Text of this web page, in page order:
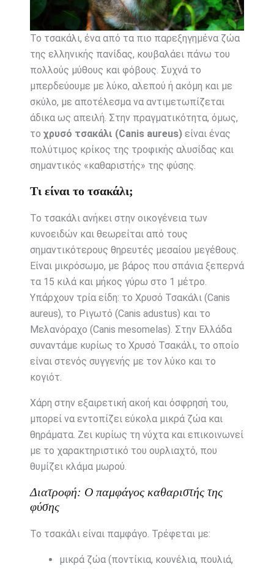
Το τσακάλι, ένα από τα πιο παρεξηγημένα ζώα
της ελληνικής πανίδας, κουβαλάει πάνω του
πολλούς μύθους και φόβους. Συχνά το
μπερδεύουμε με λύκο, αλεπού ή ακόμη και με
σκύλο, με αποτέλεσμα να αντιμετωπίζεται
άδικα ως απειλή. Στην πραγματικότητα, όμως,
το χρυσό τσακάλι (Canis aureus)είναι ένας
πολύτιμος κρίκος της τροφικής αλυσίδας και
σημαντικός «καθαριστής» της φύσης.
Τι είναι το τσακάλι;
Το τσακάλι ανήκει στην οικογένεια των
κυνοειδών και θεωρείται από τους
σημαντικότερους θηρευτές μεσαίου μεγέθους.
Είναι μικρόσωμο, με βάρος που σπάνια ξεπερνά
τα 15 κιλά και μήκος γύρω στο 1 μέτρο.
Υπάρχουν τρία είδη: το Χρυσό Τσακάλι (Canis
aureus), το Ριγωτό (Canis adustus) και το
Μελανόραχο (Canis mesomelas). Στην Ελλάδα
συναντάμε κυρίως το Χρυσό Τσακάλι, το οποίο
είναι στενός συγγενής με τον λύκο και το
κογιότ.
Χάρη στην εξαιρετική ακοή και όσφρησή του,
μπορεί να εντοπίζει εύκολα μικρά ζώα και
θηράματα. Ζει κυρίως τη νύχτα και επικοινωνεί
με το χαρακτηριστικό του ουρλιαχτό, που
θυμίζει κλάμα μωρού.
Διατροφή: Ο παμφάγος καθαριστής της
φύσης
Το τσακάλι είναι παμφάγο. Τρέφεται με:
μικρά ζώα (ποντίκια, κουνέλια, πουλιά,